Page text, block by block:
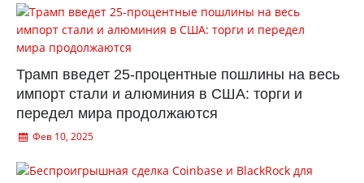
Трамп введет 25-процентные пошлины на весь
импорт стали и алюминия в США: торги и
передел мира продолжаются
Фев 10, 2025